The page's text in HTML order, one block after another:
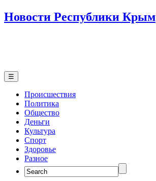
Новости Республики Крым
☰
Происшествия
Политика
Общество
Деньги
Культура
Спорт
Здоровье
Разное
Search
for: